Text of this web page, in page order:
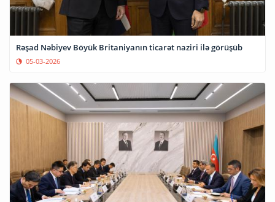
Rəşad Nəbiyev Böyük Britaniyanın ticarət naziri ilə görüşüb
05-03-2026